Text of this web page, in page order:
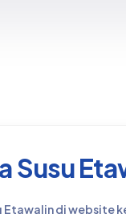
Susu
Etawalin di website